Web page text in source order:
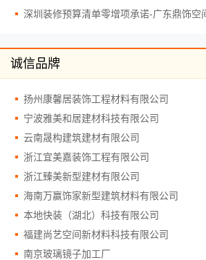
诚信品牌
扬州康馨居装饰工程材料有限公司
宁波雅美和居建材科技有限公司
云南晟构建筑建材有限公司
浙江宜美嘉装饰工程有限公司
浙江臻美新型建材有限公司
海南万赢饰家新型建筑材料有限公司
本地快装（湖北）科技有限公司
福建尚艺空间新材料科技有限公司
南京玻璃镜子加工厂